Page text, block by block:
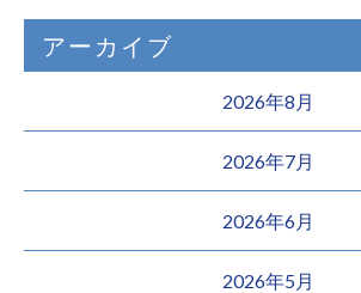
アーカイブ
2026年8月
2026年7月
2026年6月
2026年5月